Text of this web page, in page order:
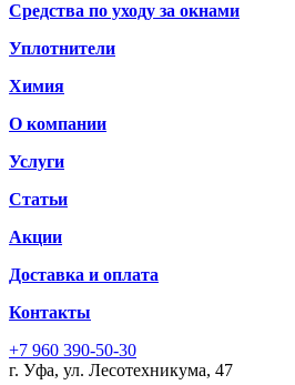
Средства по уходу за окнами
Уплотнители
Химия
О компании
Услуги
Статьи
Акции
Доставка и оплата
Контакты
+7 960 390-50-30
г. Уфа, ул. Лесотехникума, 47